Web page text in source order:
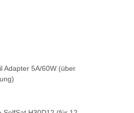
Adapter 5A/60W (über